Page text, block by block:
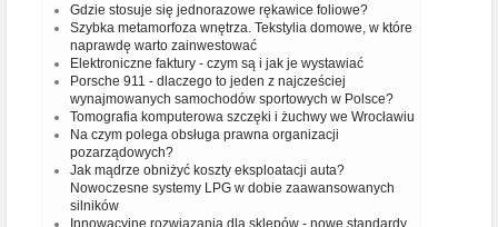
Gdzie stosuje się jednorazowe rękawice foliowe?
Szybka metamorfoza wnętrza. Tekstylia domowe, w które
naprawdę warto zainwestować
Elektroniczne faktury - czym są i jak je wystawiać
Porsche 911 - dlaczego to jeden z najcześciej
wynajmowanych samochodów sportowych w Polsce?
Tomografia komputerowa szczęki i żuchwy we Wrocławiu
Na czym polega obsługa prawna organizacji
pozarządowych?
Jak mądrze obniżyć koszty eksploatacji auta?
Nowoczesne systemy LPG w dobie zaawansowanych
silników
Innowacyjne rozwiązania dla sklepów - nowe standardy